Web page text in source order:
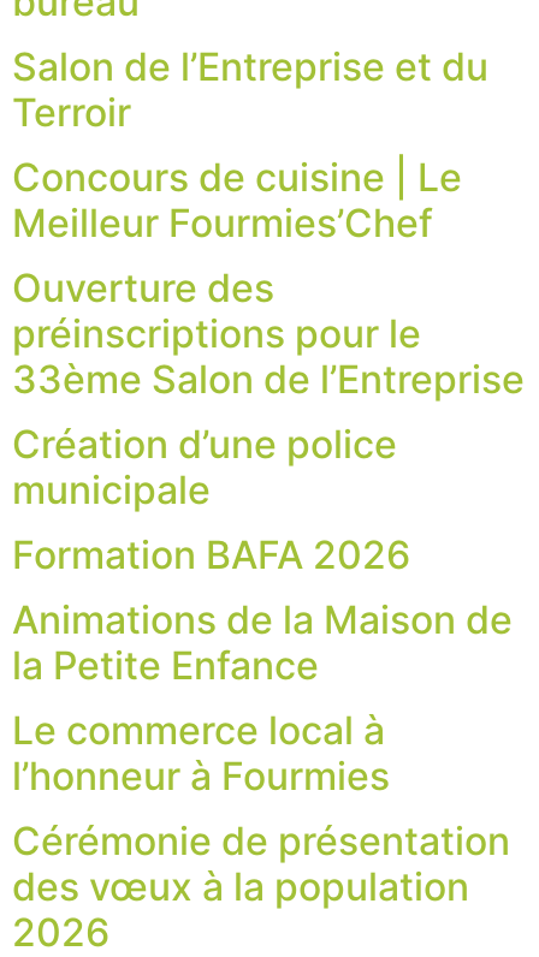
Salon de l’Entreprise et du
Terroir
Concours de cuisine | Le
Meilleur Fourmies’Chef
Ouverture des
préinscriptions pour le
33ème Salon de l’Entreprise
Création d’une police
municipale
Formation BAFA 2026
Animations de la Maison de
la Petite Enfance
Le commerce local à
l’honneur à Fourmies
Cérémonie de présentation
des vœux à la population
2026